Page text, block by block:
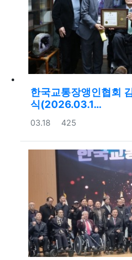
한국교통장앵인협회
식(2026.03.1…
등록일
03.18 조회
425